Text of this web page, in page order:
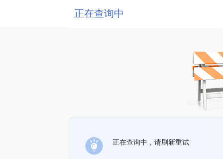
正在查询中
正在查询中，请刷新重试